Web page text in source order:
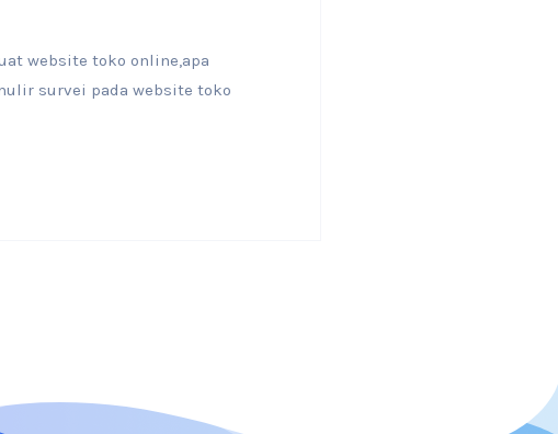
website toko online,apa
survei pada website toko